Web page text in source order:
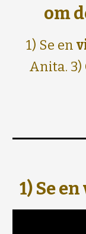
om
1) Se en
Anita. 3)
1) Se